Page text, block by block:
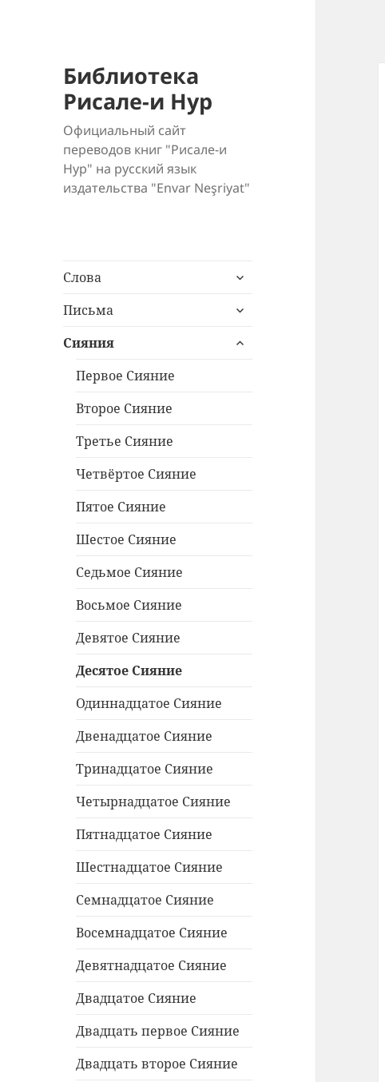
Библиотека
Рисале-и Нур
Официальный сайт
переводов книг "Рисале-и
Нур" на русский язык
издательства "Envar Neşriyat"
Слова
раскрыть
меню
Письма
раскрыть
меню
Сияния
раскрыть
Первое Сияние
Второе Сияние
Третье Сияние
Четвёртое Сияние
Пятое Сияние
Шестое Сияние
Седьмое Сияние
Восьмое Сияние
Девятое Сияние
Десятое Сияние
Одиннадцатое Сияние
Двенадцатое Сияние
Тринадцатое Сияние
Четырнадцатое Сияние
Пятнадцатое Сияние
Шестнадцатое Сияние
Семнадцатое Сияние
Восемнадцатое Сияние
Девятнадцатое Сияние
Двадцатое Сияние
Двадцать первое Сияние
Двадцать второе Сияние